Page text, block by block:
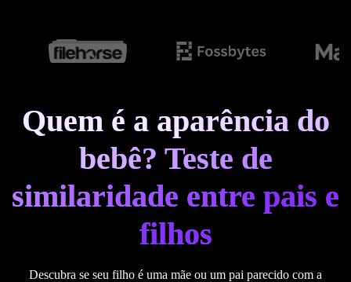
Quem é a aparência do
bebê? Teste de
similaridade entre pais e
filhos
Descubra se seu filho é uma mãe ou um pai parecido com a